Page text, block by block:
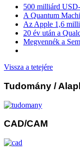
500 milliárd
A Quantum
Az Apple 1,6
20 év után a
Megvennék a
Vissza a tetejére
Tudomány /
CAD/CAM